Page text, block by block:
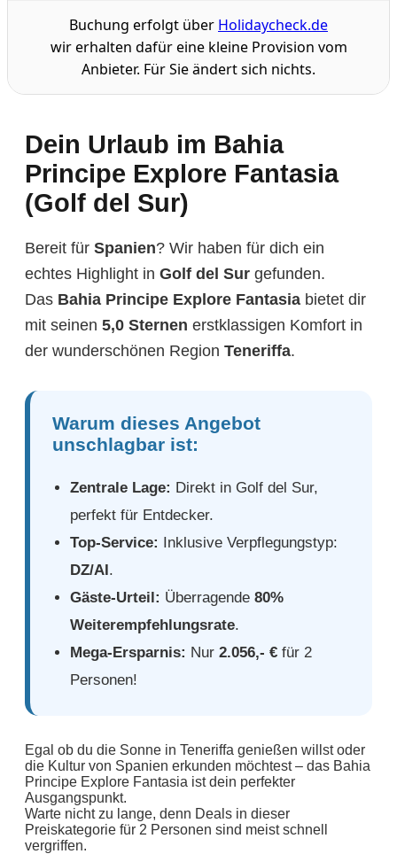
Buchung erfolgt über Holidaycheck.de
wir erhalten dafür eine kleine Provision vom
Anbieter. Für Sie ändert sich nichts.
Dein Urlaub im Bahia
Principe Explore Fantasia
(Golf del Sur)
Bereit für Spanien? Wir haben für dich ein
echtes Highlight in Golf del Sur gefunden.
Das Bahia Principe Explore Fantasia bietet dir
mit seinen 5,0 Sternen erstklassigen Komfort in
der wunderschönen Region Teneriffa.
Warum dieses Angebot
unschlagbar ist:
Zentrale Lage: Direkt in Golf del Sur,
perfekt für Entdecker.
Top-Service: Inklusive Verpflegungstyp:
DZ/AI.
Gäste-Urteil: Überragende 80%
Weiterempfehlungsrate.
Mega-Ersparnis: Nur 2.056,- € für 2
Personen!
Egal ob du die Sonne in Teneriffa genießen willst oder
die Kultur von Spanien erkunden möchtest – das Bahia
Principe Explore Fantasia ist dein perfekter
Ausgangspunkt.
Warte nicht zu lange, denn Deals in dieser
Preiskategorie für 2 Personen sind meist schnell
vergriffen.